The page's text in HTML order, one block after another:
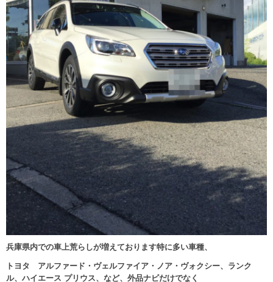
兵庫県内での車上荒らしが増えております特に多い車種、
トヨタ アルファード・ヴェルファイア・ノア・ヴォクシー、ランク
ル、ハイエース プリウス、など、外品ナビだけでなく